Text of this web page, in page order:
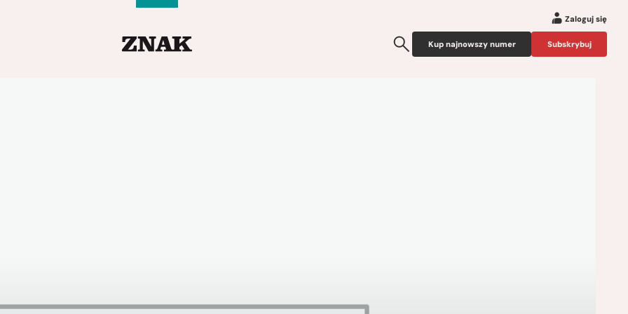
Zaloguj się
Kup najnowszy numer Subskrybuj